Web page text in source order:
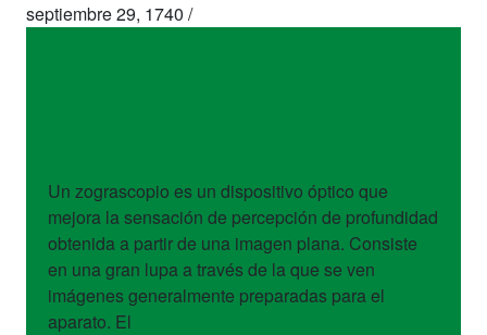
septiembre 29, 1740 /
Un zograscopio es un dispositivo óptico que
mejora la sensación de percepción de profundidad
obtenida a partir de una imagen plana. Consiste
en una gran lupa a través de la que se ven
imágenes generalmente preparadas para el
aparato. El